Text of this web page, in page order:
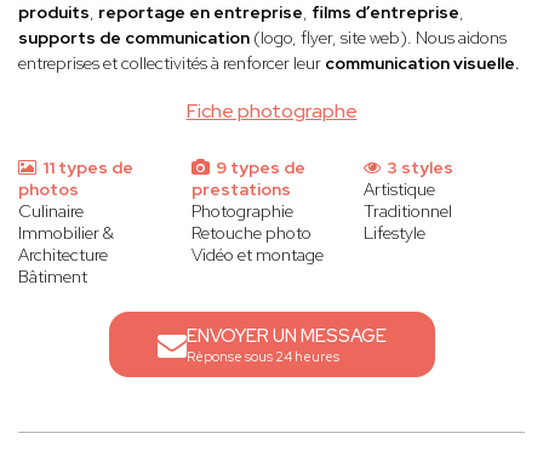
Fiche photographe
produits, reportage en entreprise, films d’entreprise,
supports de communication (logo, flyer, site web). Nous aidons
entreprises et collectivités à renforcer leur communication visuelle.
11 types de
photos
Culinaire
Immobilier &
Architecture
Bâtiment
9 types de
prestations
Photographie
Retouche photo
Vidéo et montage
3 styles
Artistique
Traditionnel
Lifestyle
ENVOYER UN MESSAGE
Réponse sous 24 heures